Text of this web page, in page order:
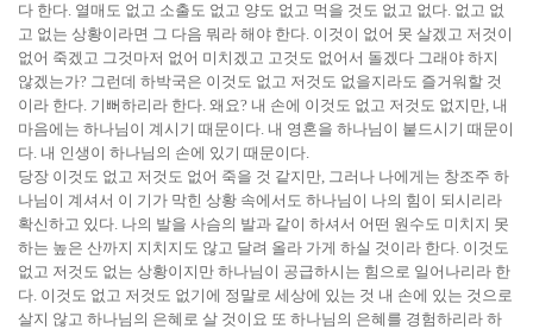
다 한다. 열매도 없고 소출도 없고 양도 없고 먹을 것도 없고 없다. 없고 없
고 없는 상황이라면 그 다음 뭐라 해야 한다. 이것이 없어 못 살겠고 저것이
없어 죽겠고 그것마저 없어 미치겠고 고것도 없어서 돌겠다 그래야 하지
않겠는가? 그런데 하박국은 이것도 없고 저것도 없을지라도 즐거워할 것
이라 한다. 기뻐하리라 한다. 왜요? 내 손에 이것도 없고 저것도 없지만, 내
마음에는 하나님이 계시기 때문이다. 내 영혼을 하나님이 붙드시기 때문이
다. 내 인생이 하나님의 손에 있기 때문이다.
당장 이것도 없고 저것도 없어 죽을 것 같지만, 그러나 나에게는 창조주 하
나님이 계셔서 이 기가 막힌 상황 속에서도 하나님이 나의 힘이 되시리라
확신하고 있다. 나의 발을 사슴의 발과 같이 하셔서 어떤 원수도 미치지 못
하는 높은 산까지 지치지도 않고 달려 올라 가게 하실 것이라 한다. 이것도
없고 저것도 없는 상황이지만 하나님이 공급하시는 힘으로 일어나리라 한
다. 이것도 없고 저것도 없기에 정말로 세상에 있는 것 내 손에 있는 것으로
살지 않고 하나님의 은혜로 살 것이요 또 하나님의 은혜를 경험하리라 하